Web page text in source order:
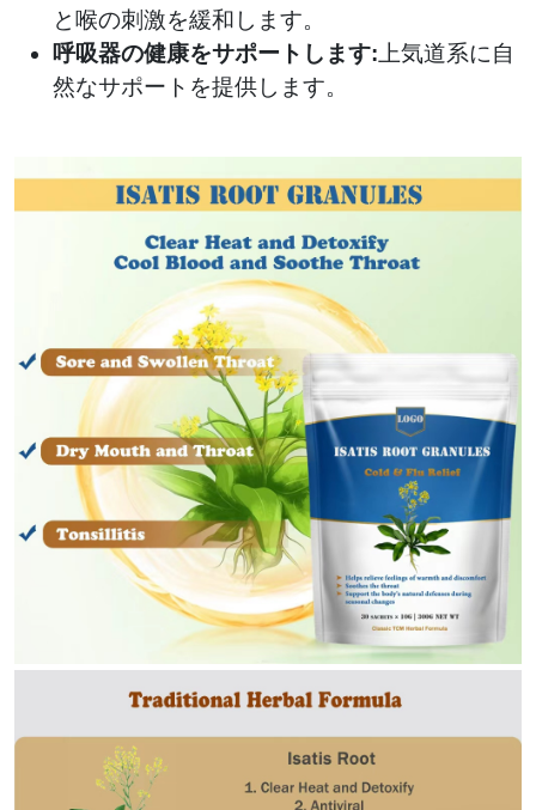
と喉の刺激を緩和します。
呼吸器の健康をサポートします: 上気道系に自
然なサポートを提供します。